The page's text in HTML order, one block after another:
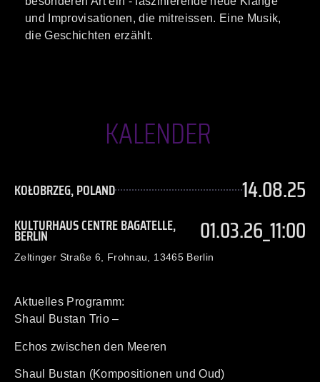
und Improvisationen, die mitreissen. Eine Musik,
die Geschichten erzählt.
KALENDER
KOŁOBRZEG, POLAND 14.08.25
KULTURHAUS CENTRE BAGATELLE,
BERLIN 01.03.26_11:00
Zeltinger Straße 6, Frohnau, 13465 Berlin
Aktuelles Programm:
Shaul Bustan Trio –
Echos zwischen den Meeren
Shaul Bustan (Kompositionen und Oud)